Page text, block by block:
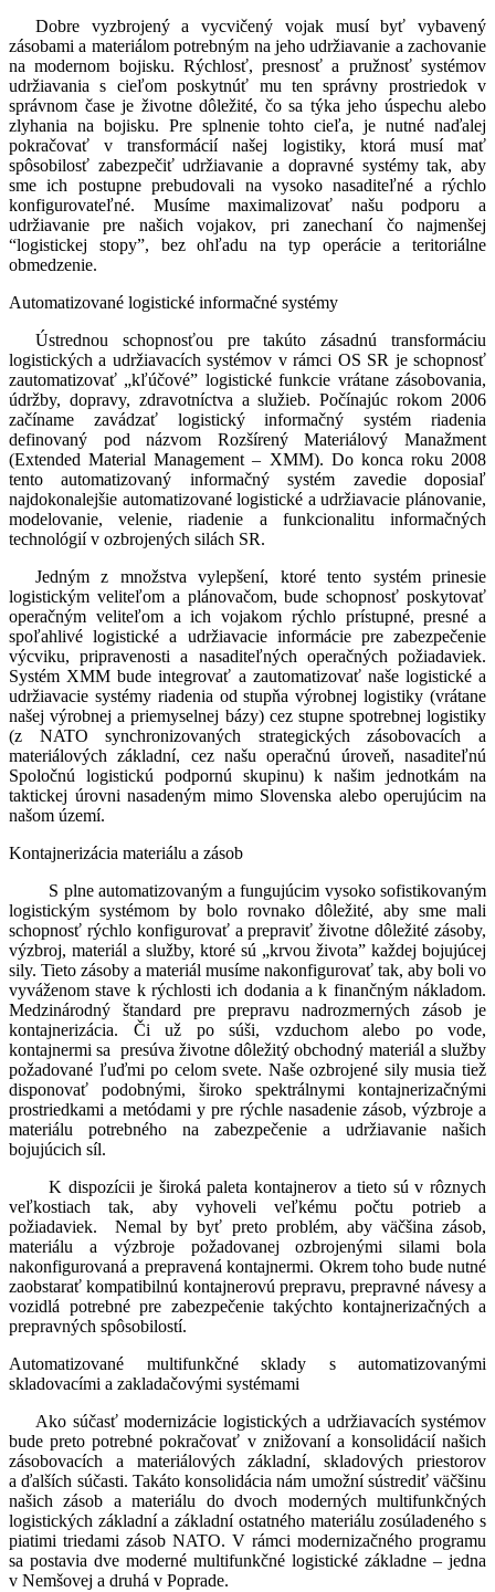
Dobre vyzbrojený a vycvičený vojak musí byť vybavený
zásobami a materiálom potrebným na jeho udržiavanie a zachovanie
na modernom bojisku. Rýchlosť, presnosť a pružnosť systémov
udržiavania s cieľom poskytnúť mu ten správny prostriedok v
správnom čase je životne dôležité, čo sa týka jeho úspechu alebo
zlyhania na bojisku. Pre splnenie tohto cieľa, je nutné naďalej
pokračovať v transformácií našej logistiky, ktorá musí mať
spôsobilosť zabezpečiť udržiavanie a dopravné systémy tak, aby
sme ich postupne prebudovali na vysoko nasaditeľné a rýchlo
konfigurovateľné. Musíme maximalizovať našu podporu a
udržiavanie pre našich vojakov, pri zanechaní čo najmenšej
“logistickej stopy”, bez ohľadu na typ operácie a teritoriálne
obmedzenie.
Automatizované logistické informačné systémy
Ústrednou schopnosťou pre takúto zásadnú transformáciu
logistických a udržiavacích systémov v rámci OS SR je schopnosť
zautomatizovať „kľúčové” logistické funkcie vrátane zásobovania,
údržby, dopravy, zdravotníctva a služieb. Počínajúc rokom 2006
začíname zavádzať logistický informačný systém riadenia
definovaný pod názvom Rozšírený Materiálový Manažment
(Extended Material Management – XMM). Do konca roku 2008
tento automatizovaný informačný systém zavedie doposiaľ
najdokonalejšie automatizované logistické a udržiavacie plánovanie,
modelovanie, velenie, riadenie a funkcionalitu informačných
technológií v ozbrojených silách SR.
Jedným z množstva vylepšení, ktoré tento systém prinesie
logistickým veliteľom a plánovačom, bude schopnosť poskytovať
operačným veliteľom a ich vojakom rýchlo prístupné, presné a
spoľahlivé logistické a udržiavacie informácie pre zabezpečenie
výcviku, pripravenosti a nasaditeľných operačných požiadaviek.
Systém XMM bude integrovať a zautomatizovať naše logistické a
udržiavacie systémy riadenia od stupňa výrobnej logistiky (vrátane
našej výrobnej a priemyselnej bázy) cez stupne spotrebnej logistiky
(z NATO synchronizovaných strategických zásobovacích a
materiálových základní, cez našu operačnú úroveň, nasaditeľnú
Spoločnú logistickú podpornú skupinu) k našim jednotkám na
taktickej úrovni nasadeným mimo Slovenska alebo operujúcim na
našom území.
Kontajnerizácia materiálu a zásob
S plne automatizovaným a fungujúcim vysoko sofistikovaným
logistickým systémom by bolo rovnako dôležité, aby sme mali
schopnosť rýchlo konfigurovať a prepraviť životne dôležité zásoby,
výzbroj, materiál a služby, ktoré sú „krvou života” každej bojujúcej
sily. Tieto zásoby a materiál musíme nakonfigurovať tak, aby boli vo
vyváženom stave k rýchlosti ich dodania a k finančným nákladom.
Medzinárodný štandard pre prepravu nadrozmerných zásob je
kontajnerizácia. Či už po súši, vzduchom alebo po vode,
kontajnermi sa presúva životne dôležitý obchodný materiál a služby
požadované ľuďmi po celom svete. Naše ozbrojené sily musia tiež
disponovať podobnými, široko spektrálnymi kontajnerizačnými
prostriedkami a metódami y pre rýchle nasadenie zásob, výzbroje a
materiálu potrebného na zabezpečenie a udržiavanie našich
bojujúcich síl.
K dispozícii je široká paleta kontajnerov a tieto sú v rôznych
veľkostiach tak, aby vyhoveli veľkému počtu potrieb a
požiadaviek. Nemal by byť preto problém, aby väčšina zásob,
materiálu a výzbroje požadovanej ozbrojenými silami bola
nakonfigurovaná a prepravená kontajnermi. Okrem toho bude nutné
zaobstarať kompatibilnú kontajnerovú prepravu, prepravné návesy a
vozidlá potrebné pre zabezpečenie takýchto kontajnerizačných a
prepravných spôsobilostí.
Automatizované multifunkčné sklady s automatizovanými
skladovacími a zakladačovými systémami
Ako súčasť modernizácie logistických a udržiavacích systémov
bude preto potrebné pokračovať v znižovaní a konsolidácií našich
zásobovacích a materiálových základní, skladových priestorov
a ďalších súčasti. Takáto konsolidácia nám umožní sústrediť väčšinu
našich zásob a materiálu do dvoch moderných multifunkčných
logistických základní a základní ostatného materiálu zosúladeného s
piatimi triedami zásob NATO. V rámci modernizačného programu
sa postavia dve moderné multifunkčné logistické základne – jedna
v Nemšovej a druhá v Poprade.